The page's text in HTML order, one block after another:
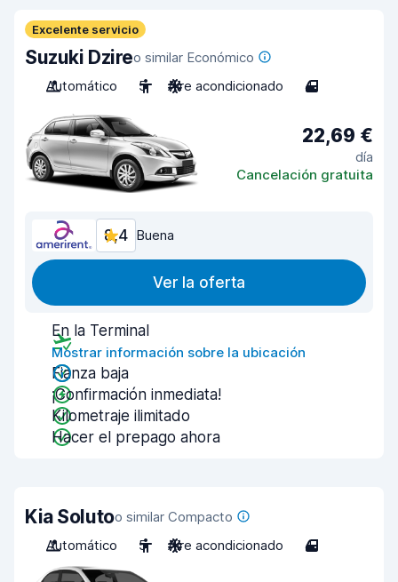
Excelente servicio
Suzuki Dzireo similar Económico
Automático
5 Aire acondicionado 4
22,69 €
día
Cancelación gratuita
8,4 Buena
Ver la oferta
En la Terminal
Mostrar información sobre la ubicación
Fianza baja
¡Confirmación inmediata!
Kilometraje ilimitado
Hacer el prepago ahora
Kia Solutoo similar Compacto
Automático
5 Aire acondicionado 4